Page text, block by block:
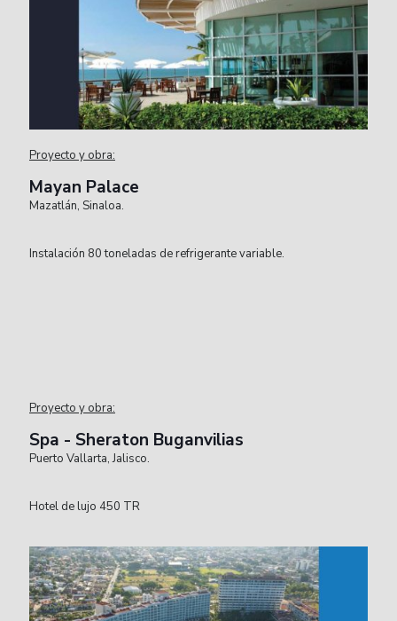
Proyecto y obra:
Mayan Palace
Mazatlán, Sinaloa.
Instalación 80 toneladas de refrigerante variable.
Proyecto y obra:
Spa - Sheraton Buganvilias
Puerto Vallarta, Jalisco.
Hotel de lujo 450 TR